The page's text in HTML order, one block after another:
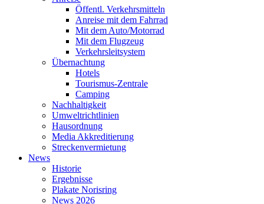
Öffentl. Verkehrsmitteln
Anreise mit dem Fahrrad
Mit dem Auto/Motorrad
Mit dem Flugzeug
Verkehrsleitsystem
Übernachtung
Hotels
Tourismus-Zentrale
Camping
Nachhaltigkeit
Umweltrichtlinien
Hausordnung
Media Akkreditierung
Streckenvermietung
News
Historie
Ergebnisse
Plakate Norisring
News 2026